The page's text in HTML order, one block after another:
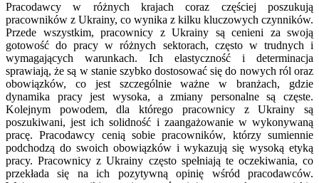
Pracodawcy w różnych krajach coraz częściej poszukują
pracowników z Ukrainy, co wynika z kilku kluczowych czynników.
Przede wszystkim, pracownicy z Ukrainy są cenieni za swoją
gotowość do pracy w różnych sektorach, często w trudnych i
wymagających warunkach. Ich elastyczność i determinacja
sprawiają, że są w stanie szybko dostosować się do nowych ról oraz
obowiązków, co jest szczególnie ważne w branżach, gdzie
dynamika pracy jest wysoka, a zmiany personalne są częste.
Kolejnym powodem, dla którego pracownicy z Ukrainy są
poszukiwani, jest ich solidność i zaangażowanie w wykonywaną
pracę. Pracodawcy cenią sobie pracowników, którzy sumiennie
podchodzą do swoich obowiązków i wykazują się wysoką etyką
pracy. Pracownicy z Ukrainy często spełniają te oczekiwania, co
przekłada się na ich pozytywną opinię wśród pracodawców.